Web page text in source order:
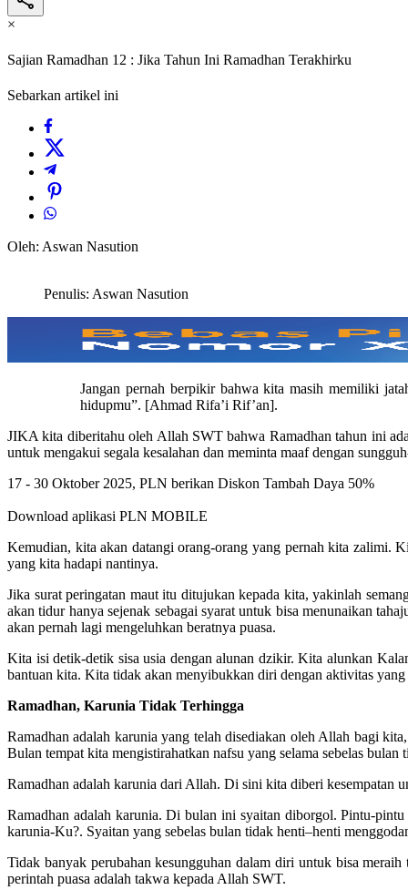
×
Sajian Ramadhan 12 : Jika Tahun Ini Ramadhan Terakhirku
Sebarkan artikel ini
Oleh: Aswan Nasution
Penulis: Aswan Nasution
Jangan pernah berpikir bahwa kita masih memiliki
hidupmu”. [Ahmad Rifa’i Rif’an].
JIKA kita diberitahu oleh Allah SWT bahwa Ramadhan tahun ini
untuk mengakui segala kesalahan dan meminta maaf dengan
17 - 30 Oktober 2025, PLN berikan Diskon Tambah Daya 50%
Download aplikasi PLN MOBILE
Kemudian, kita akan datangi orang-orang yang pernah kita zalimi.
yang kita hadapi nantinya.
Jika surat peringatan maut itu ditujukan kepada kita, yakinlah
akan tidur hanya sejenak sebagai syarat untuk bisa menunaikan
akan pernah lagi mengeluhkan beratnya puasa.
Kita isi detik-detik sisa usia dengan alunan dzikir. Kita alunkan
bantuan kita. Kita tidak akan menyibukkan diri dengan aktivitas
Ramadhan, Karunia Tidak Terhingga
Ramadhan adalah karunia yang telah disediakan oleh Allah bagi
Bulan tempat kita mengistirahatkan nafsu yang selama sebelas
Ramadhan adalah karunia dari Allah. Di sini kita diberi kesempatan
Ramadhan adalah karunia. Di bulan ini syaitan diborgol. Pintu-
karunia-Ku?. Syaitan yang sebelas bulan tidak henti–henti
Tidak banyak perubahan kesungguhan dalam diri untuk bisa
perintah puasa adalah takwa kepada Allah SWT.